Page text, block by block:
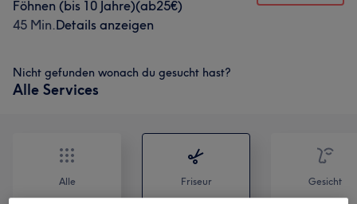
Föhnen (bis 10 Jahre)(ab25€)
45 Min.Details anzeigen
Nicht gefunden wonach du gesucht hast?
Alle Services
Alle Friseur Gesicht